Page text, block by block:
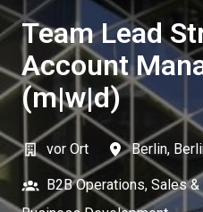
Team Lead
Account
(m|w|d)
vor Ort Berlin,
B2B Operations, Sales